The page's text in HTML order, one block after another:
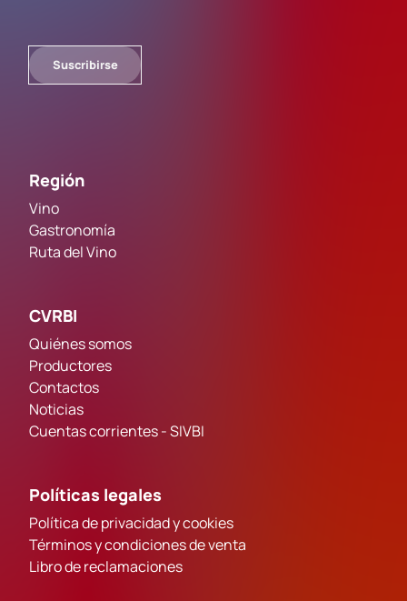
Suscribirse
Región
Vino
Gastronomía
Ruta del Vino
CVRBI
Quiénes somos
Productores
Contactos
Noticias
Cuentas corrientes - SIVBI
Políticas legales
Política de privacidad y cookies
Términos y condiciones de venta
Libro de reclamaciones